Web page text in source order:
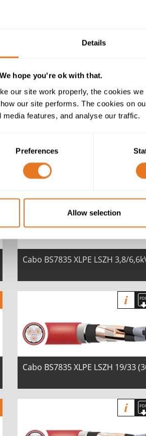
Details
hope you're ok with that.
our site work properly, the cookies
our site performs. The cookies on
features, and analyse our traffic.
Preferences
Allow selection
nos mercados internacionais
Cabo BS7835 XLPE LSZH 3,8/
Cabo BS7835 XLPE LSZH 19/33